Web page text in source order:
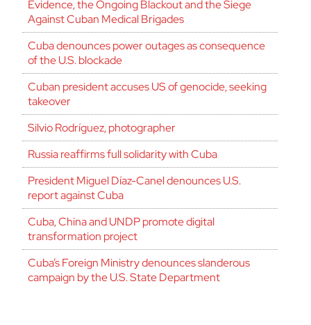
Evidence, the Ongoing Blackout and the Siege
Against Cuban Medical Brigades
Cuba denounces power outages as consequence
of the U.S. blockade
Cuban president accuses US of genocide, seeking
takeover
Silvio Rodríguez, photographer
Russia reaffirms full solidarity with Cuba
President Miguel Díaz-Canel denounces U.S.
report against Cuba
Cuba, China and UNDP promote digital
transformation project
Cuba’s Foreign Ministry denounces slanderous
campaign by the U.S. State Department